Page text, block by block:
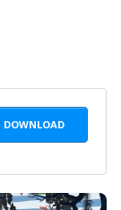
DOWNLOAD